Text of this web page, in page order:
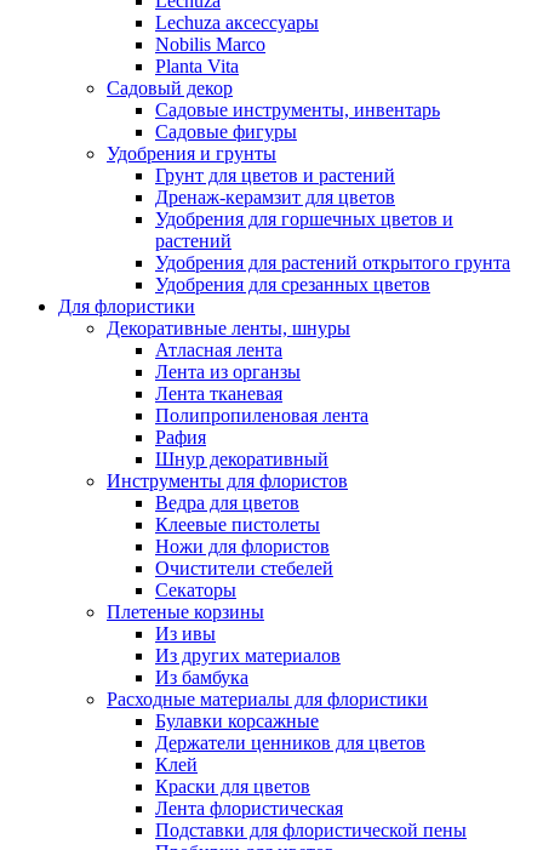
Lechuza аксессуары
Nobilis Marco
Planta Vita
Садовый декор
Садовые инструменты, инвентарь
Садовые фигуры
Удобрения и грунты
Грунт для цветов и растений
Дренаж-керамзит для цветов
Удобрения для горшечных цветов и
растений
Удобрения для растений открытого грунта
Удобрения для срезанных цветов
Для флористики
Декоративные ленты, шнуры
Атласная лента
Лента из органзы
Лента тканевая
Полипропиленовая лента
Рафия
Шнур декоративный
Инструменты для флористов
Ведра для цветов
Клеевые пистолеты
Ножи для флористов
Очистители стебелей
Секаторы
Плетеные корзины
Из ивы
Из других материалов
Из бамбука
Расходные материалы для флористики
Булавки корсажные
Держатели ценников для цветов
Клей
Краски для цветов
Лента флористическая
Подставки для флористической пены